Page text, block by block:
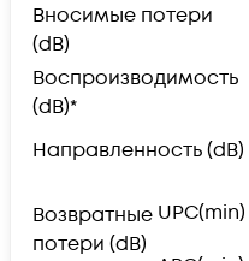
Вносимые потери
(dB)
Воспроизводимость
(dB)*
Направленность (dB)
Возвратные
потери (dB)
UPC(min)